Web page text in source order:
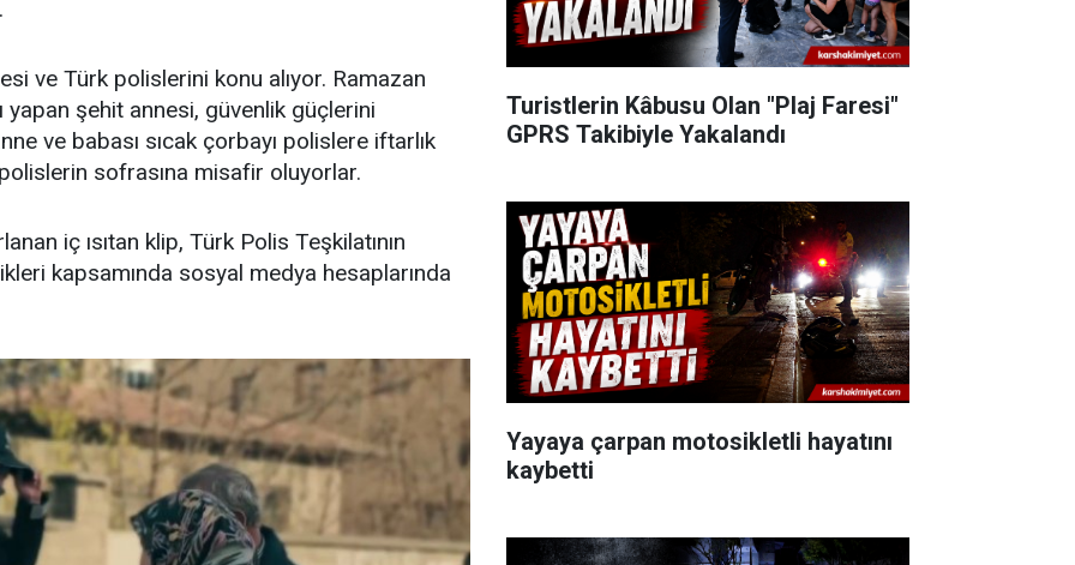
ve Türk polislerini konu alıyor. Ramazan
yapan şehit annesi, güvenlik güçlerini
ve babası sıcak çorbayı polislere iftarlık
sofrasına misafir oluyorlar.
iç ısıtan klip, Türk Polis Teşkilatının
kapsamında sosyal medya hesaplarında
Turistlerin Kâbusu Olan "Plaj Faresi"
GPRS Takibiyle Yakalandı
Yayaya çarpan motosikletli hayatını
kaybetti